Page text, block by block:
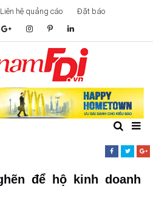
Liên hệ quảng cáo Đặt báo
để hộ kinh doanh